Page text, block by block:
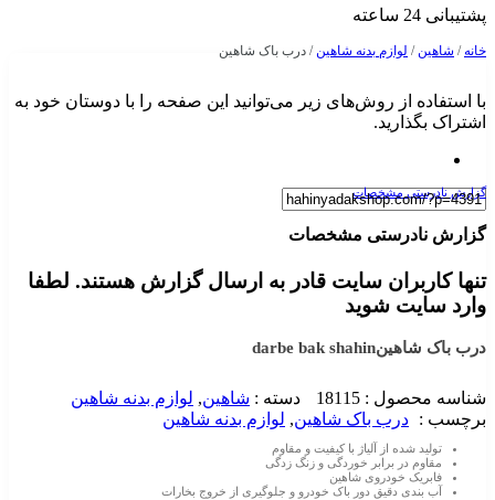
پشتیبانی 24 ساعته
خانه/ شاهین/ لوازم بدنه شاهین/ درب باک شاهین
با استفاده از روش‌های زیر می‌توانید این صفحه را با دوستان خود به
اشتراک بگذارید.
گزارش نادرستی مشخصات
گزارش نادرستی مشخصات
تنها کاربران سایت قادر به ارسال گزارش هستند. لطفا
وارد سایت شوید
درب باک شاهینdarbe bak shahin
شناسه محصول : 18115 دسته : شاهین, لوازم بدنه شاهین
برچسب : درب باک شاهین, لوازم بدنه شاهین
تولید شده از آلیاژ با کیفیت و مقاوم
مقاوم در برابر خوردگی و زنگ زدگی
فابریک خودروی شاهین
آب بندی دقیق دور باک خودرو و جلوگیری از خروج بخارات